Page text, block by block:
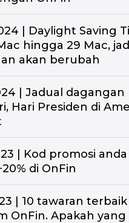
| Daylight Saving
hingga 29 Mac,
akan berubah
| Jadual dagangan
Hari Presiden di
| Kod promosi
di OnFin
| 10 tawaran
OnFin. Apakah